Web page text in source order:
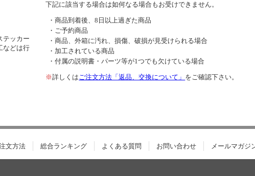
テッカー
などは行
下記に該当する場合は如何なる場合もお受けできません。
・商品到着後、8日以上過ぎた商品
・ご予約商品
・商品、外箱に汚れ、損傷、破損が見受けられる場合
・加工されている商品
・付属の説明書・パーツ等が1つでも欠けている場合
※詳しくはご注文方法「返品、交換について」 をご確認下さい。
文方法 総合ランキング よくある質問 お問い合わせ メールマガジ